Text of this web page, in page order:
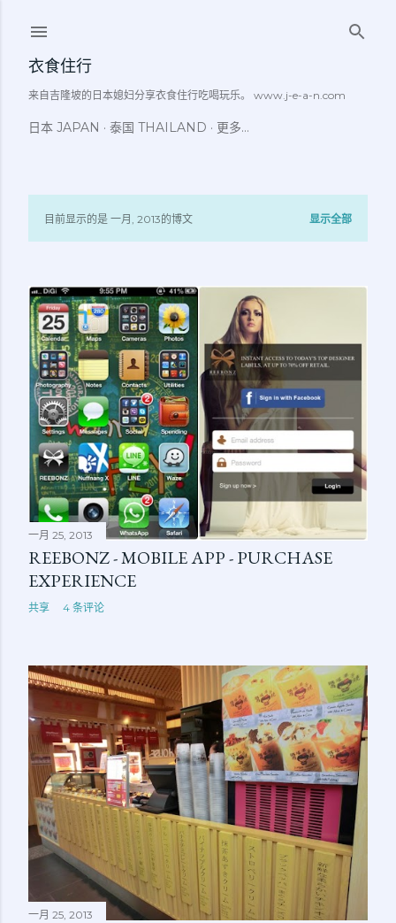
衣食住行
来自吉隆坡的日本媳妇分享衣食住行吃喝玩乐。 www.j-e-a-n.com
日本 JAPAN 泰国 THAILAND 更多…
博
文
目前显示的是 一月, 2013的博文 显示全部
一月 25, 2013
REEBONZ - MOBILE APP - PURCHASE
EXPERIENCE
共享 4 条评论
一月 25, 2013